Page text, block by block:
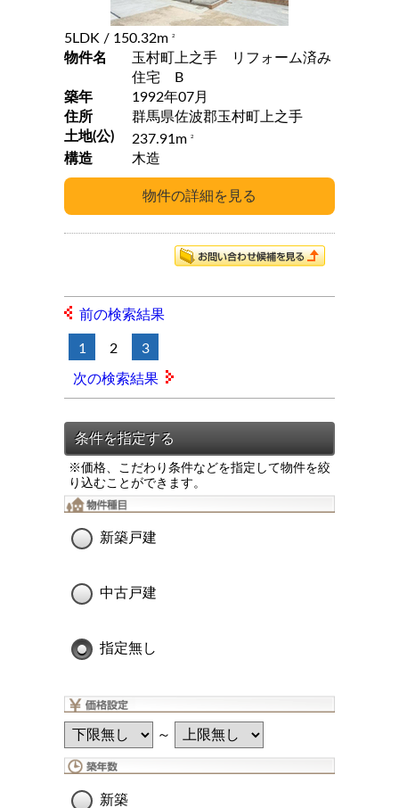
5LDK / 150.32m 2
物件名
玉村町上之手 リフォーム済み
住宅 B
築年
1992年07月
住所
群馬県佐波郡玉村町上之手
土地(公)
237.91m 2
構造 木造
前の検索結果
1 2 3
次の検索結果
※価格、こだわり条件などを指定して物件を絞
り込むことができます。
新築戸建
中古戸建
指定無し
～
新築